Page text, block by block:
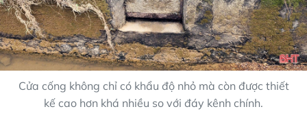
Cửa cống không chỉ có khẩu độ nhỏ mà còn được thiết
kế cao hơn khá nhiều so với đáy kênh chính.